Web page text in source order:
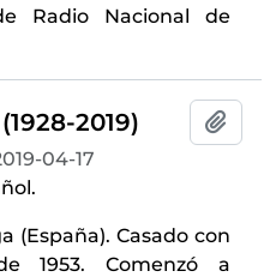
Radio Nacional de
2019)
04-17
(España). Casado con
1953. Comenzó a